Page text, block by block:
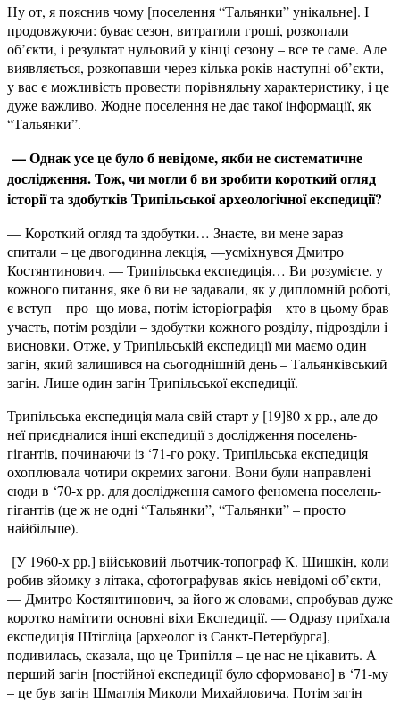
Ну от, я пояснив чому [поселення “Тальянки” унікальне]. І
продовжуючи: буває сезон, витратили гроші, розкопали
об’єкти, і результат нульовий у кінці сезону – все те саме. Але
виявляється, розкопавши через кілька років наступні об’єкти,
у вас є можливість провести порівняльну характеристику, і це
дуже важливо. Жодне поселення не дає такої інформації, як
“Тальянки”.
— Однак усе це було б невідоме, якби не систематичне
дослідження. Тож, чи могли б ви зробити короткий огляд
історії та здобутків Трипільської археологічної експедиції?
— Короткий огляд та здобутки… Знаєте, ви мене зараз
спитали – це двогодинна лекція, —усміхнувся Дмитро
Костянтинович. — Трипільська експедиція… Ви розумієте, у
кожного питання, яке б ви не задавали, як у дипломній роботі,
є вступ – про що мова, потім історіографія – хто в цьому брав
участь, потім розділи – здобутки кожного розділу, підрозділи і
висновки. Отже, у Трипільській експедиції ми маємо один
загін, який залишився на сьогоднішній день – Тальянківський
загін. Лише один загін Трипільської експедиції.
Трипільська експедиція мала свій старт у [19]80-х рр., але до
неї приєдналися інші експедиції з дослідження поселень-
гігантів, починаючи із ‘71-го року. Трипільська експедиція
охоплювала чотири окремих загони. Вони були направлені
сюди в ‘70-х рр. для дослідження самого феномена поселень-
гігантів (це ж не одні “Тальянки”, “Тальянки” – просто
найбільше).
[У 1960-х рр.] військовий льотчик-топограф К. Шишкін, коли
робив зйомку з літака, сфотографував якісь невідомі об’єкти,
— Дмитро Костянтинович, за його ж словами, спробував дуже
коротко намітити основні віхи Експедиції. — Одразу приїхала
експедиція Штігліца [археолог із Санкт-Петербурга],
подивилась, сказала, що це Трипілля – це нас не цікавить. А
перший загін [постійної експедиції було сформовано] в ‘71-му
– це був загін Шмаглія Миколи Михайловича. Потім загін